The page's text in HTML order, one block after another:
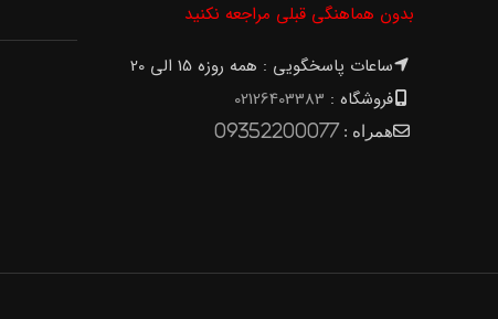
بدون هماهنگی قبلی مراجعه نکنید
ساعات پاسخگویی : همه روزه 15 الی 20
فروشگاه : 02126403383
همراه : 09352200077